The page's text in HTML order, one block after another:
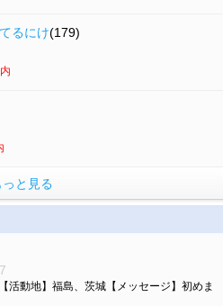
るにけ(179)
っと見る
活動地】福島、茨城【メッセージ】初めま